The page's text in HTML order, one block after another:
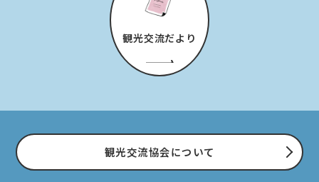
観光交流だより
観光交流協会について